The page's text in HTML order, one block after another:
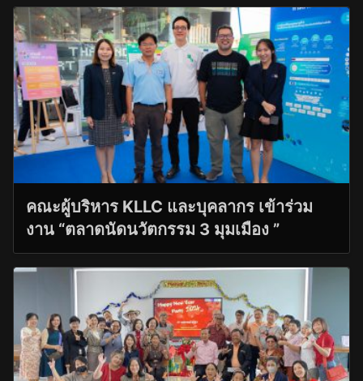
คณะผู้บริหาร KLLC และบุคลากร เข้าร่วม
งาน “ตลาดนัดนวัตกรรม 3 มุมเมือง ”